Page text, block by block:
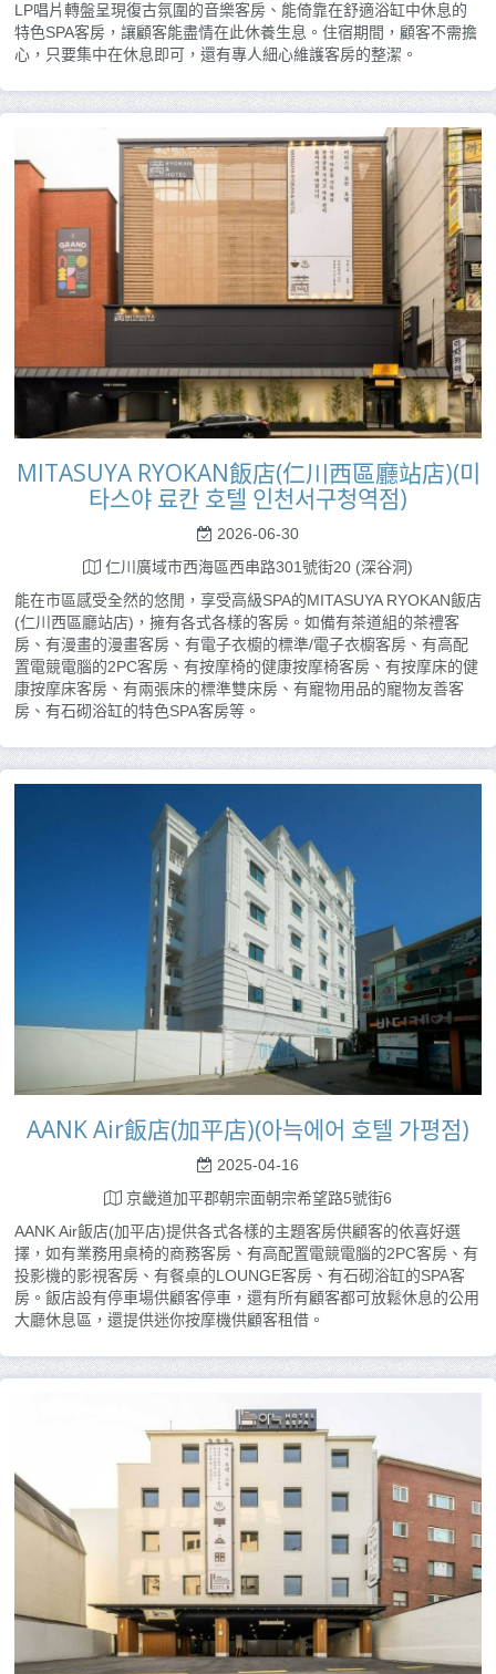
LP唱片轉盤呈現復古氛圍的音樂客房、能倚靠在舒適浴缸中休息的
特色SPA客房，讓顧客能盡情在此休養生息。住宿期間，顧客不需擔
心，只要集中在休息即可，還有專人細心維護客房的整潔。
MITASUYA RYOKAN飯店(仁川西區廳站店)(미
타스야 료칸 호텔 인천서구청역점)
2026-06-30
仁川廣域市西海區西串路301號街20 (深谷洞)
能在市區感受全然的悠閒，享受高級SPA的MITASUYA RYOKAN飯店
(仁川西區廳站店)，擁有各式各樣的客房。如備有茶道組的茶禮客
房、有漫畫的漫畫客房、有電子衣櫥的標準/電子衣櫥客房、有高配
置電競電腦的2PC客房、有按摩椅的健康按摩椅客房、有按摩床的健
康按摩床客房、有兩張床的標準雙床房、有寵物用品的寵物友善客
房、有石砌浴缸的特色SPA客房等。
AANK Air飯店(加平店)(아늑에어 호텔 가평점)
2025-04-16
京畿道加平郡朝宗面朝宗希望路5號街6
AANK Air飯店(加平店)提供各式各樣的主題客房供顧客的依喜好選
擇，如有業務用桌椅的商務客房、有高配置電競電腦的2PC客房、有
投影機的影視客房、有餐桌的LOUNGE客房、有石砌浴缸的SPA客
房。飯店設有停車場供顧客停車，還有所有顧客都可放鬆休息的公用
大廳休息區，還提供迷你按摩機供顧客租借。